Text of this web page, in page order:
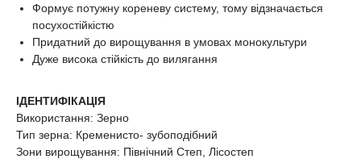
Формує потужну кореневу систему, тому відзначається
посухостійкістю
Придатний до вирощування в умовах монокультури
Дуже висока стійкість до вилягання
ІДЕНТИФІКАЦІЯ
Використання: Зерно
Тип зерна: Кременисто- зубоподібний
Зони вирощування: Північний Степ, Лісостеп